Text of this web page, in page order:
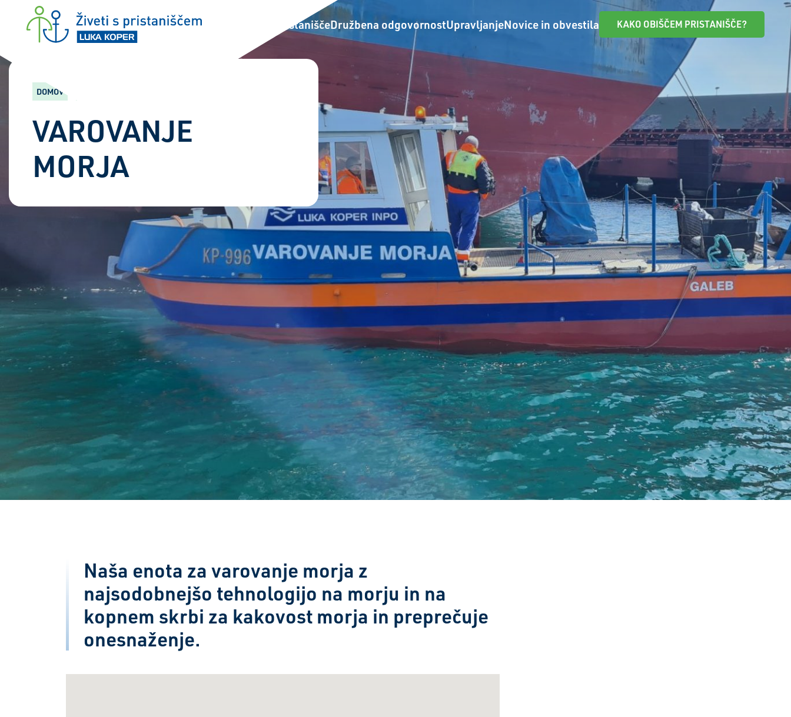
Zeleno pristaniščeDružbena odgovornostUpravljanjeNovice in obvestila KAKO OBIŠČEM PRISTANIŠČE?
DOMOV
VAROVANJE
MORJA
Naša enota za varovanje morja z
najsodobnejšo tehnologijo na morju in na
kopnem skrbi za kakovost morja in preprečuje
onesnaženje.